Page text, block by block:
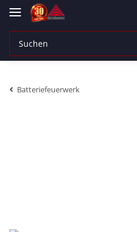
Batteriefeuerwerk